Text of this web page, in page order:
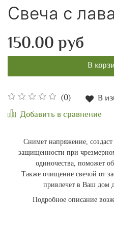
Свеча с
(0)
В
Добавить в сравнение
150.00 руб
В
Снимет напряжение,
защищенности при
одиночества, поможет
Также очищение свечой от
привлечет в Ваш дом
Подробное описание